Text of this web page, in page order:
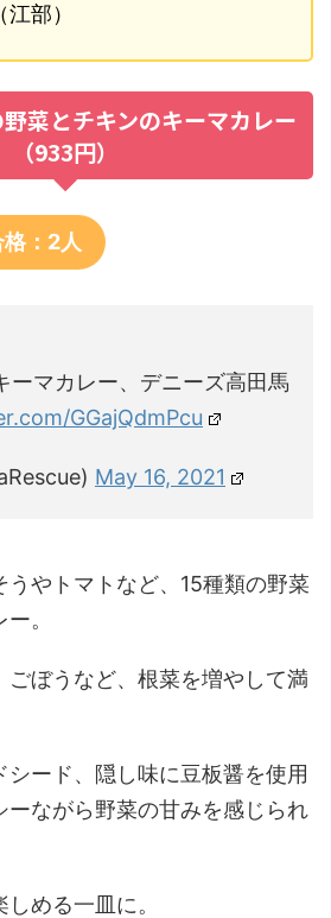
部）
菜とチキンのキーマカレー
（933円）
：2人
ーマカレー、デニーズ高田馬
GGajQdmPcu
May 16, 2021
うやトマトなど、15種類の野菜
。
ごぼうなど、根菜を増やして満
シード、隠し味に豆板醤を使用
ーながら野菜の甘みを感じられ
める一皿に。